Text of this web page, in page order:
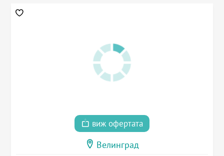
виж офертата
Велинград